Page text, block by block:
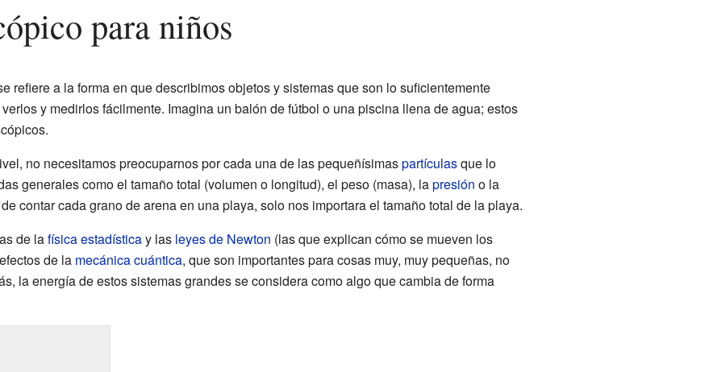
para niños
refiere a la forma en que describimos objetos y sistemas que son lo suficientemente
y medirlos fácilmente. Imagina un balón de fútbol o una piscina llena de agua; estos
no necesitamos preocuparnos por cada una de las pequeñísimaspartículasque lo
generales como el tamaño total (volumen o longitud), el peso (masa), lapresión o la
contar cada grano de arena en una playa, solo nos importara el tamaño total de la playa.
de lafísica estadísticay las leyes de Newton (las que explican cómo se mueven los
de la mecánica cuántica, que son importantes para cosas muy, muy pequeñas, no
la energía de estos sistemas grandes se considera como algo que cambia de forma